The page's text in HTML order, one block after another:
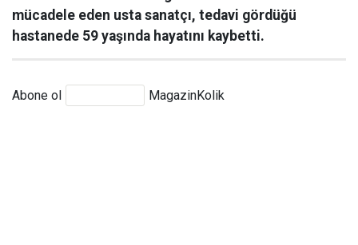
mücadele eden usta sanatçı, tedavi gördüğü
hastanede 59 yaşında hayatını kaybetti.
Abone ol MagazinKolik